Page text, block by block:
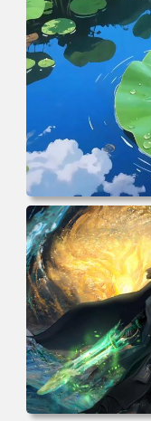
克 海贼王 电脑桌面
电脑壁纸 动漫角色
年回忆 荷塘荷叶 蜡
纸大全